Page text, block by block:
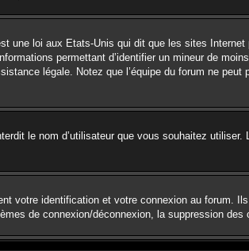
une loi aux Etats-Unis qui dit que les sites
permettant d’identifier un mineur de
légale. Notez que l’équipe du forum ne
le nom d’utilisateur que vous souhaitez
votre identification et votre connexion au forum.
de connexion/déconnexion, la suppression des